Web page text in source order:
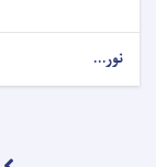
نور...